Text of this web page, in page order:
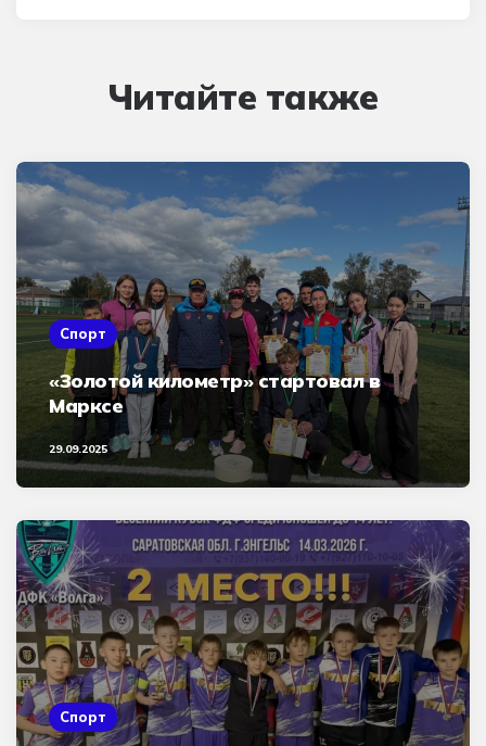
Читайте также
Спорт
«Золотой километр» стартовал в
Марксе
29.09.2025
Спорт